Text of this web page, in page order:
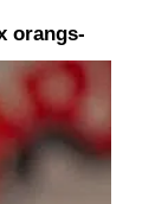
orangs-